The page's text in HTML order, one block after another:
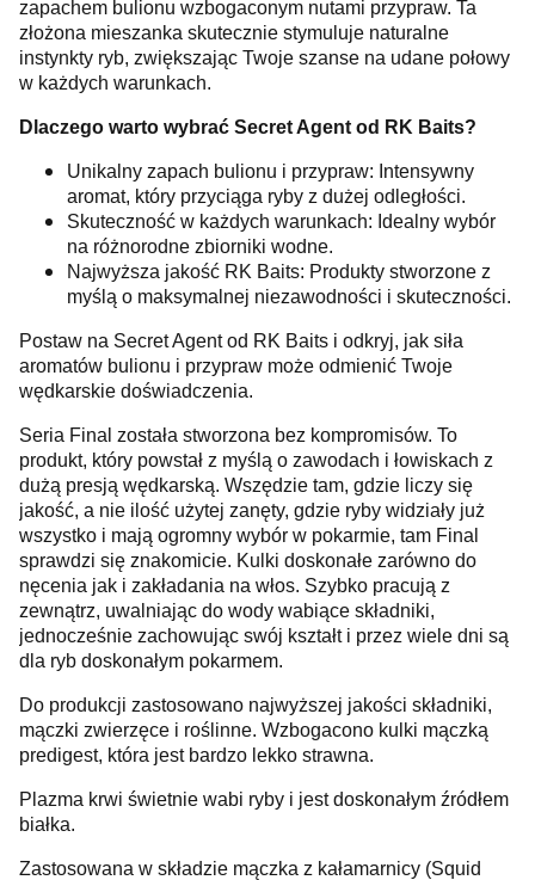
zapachem bulionu wzbogaconym nutami przypraw. Ta
złożona mieszanka skutecznie stymuluje naturalne
instynkty ryb, zwiększając Twoje szanse na udane połowy
w każdych warunkach.
Dlaczego warto wybrać Secret Agent od RK Baits?
Unikalny zapach bulionu i przypraw: Intensywny
aromat, który przyciąga ryby z dużej odległości.
Skuteczność w każdych warunkach: Idealny wybór
na różnorodne zbiorniki wodne.
Najwyższa jakość RK Baits: Produkty stworzone z
myślą o maksymalnej niezawodności i skuteczności.
Postaw na Secret Agent od RK Baits i odkryj, jak siła
aromatów bulionu i przypraw może odmienić Twoje
wędkarskie doświadczenia.
Seria Final została stworzona bez kompromisów. To
produkt, który powstał z myślą o zawodach i łowiskach z
dużą presją wędkarską. Wszędzie tam, gdzie liczy się
jakość, a nie ilość użytej zanęty, gdzie ryby widziały już
wszystko i mają ogromny wybór w pokarmie, tam Final
sprawdzi się znakomicie. Kulki doskonałe zarówno do
nęcenia jak i zakładania na włos. Szybko pracują z
zewnątrz, uwalniając do wody wabiące składniki,
jednocześnie zachowując swój kształt i przez wiele dni są
dla ryb doskonałym pokarmem.
Do produkcji zastosowano najwyższej jakości składniki,
mączki zwierzęce i roślinne. Wzbogacono kulki mączką
predigest, która jest bardzo lekko strawna.
Plazma krwi świetnie wabi ryby i jest doskonałym źródłem
białka.
Zastosowana w składzie mączka z kałamarnicy (Squid